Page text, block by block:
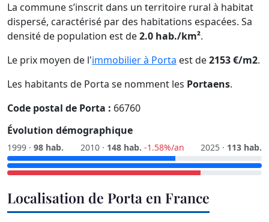
La commune s’inscrit dans un territoire rural à habitat
dispersé, caractérisé par des habitations espacées. Sa
densité de population est de2.0 hab./km².
Le prix moyen de l'immobilier à Porta est de2153 €/m2.
Les habitants de Porta se nomment les Portaens.
Code postal de Porta : 66760
Évolution démographique
1999 · 98 hab. 2010 · 148 hab. -1.58%/an 2025 · 113 hab.
Localisation de Porta en France